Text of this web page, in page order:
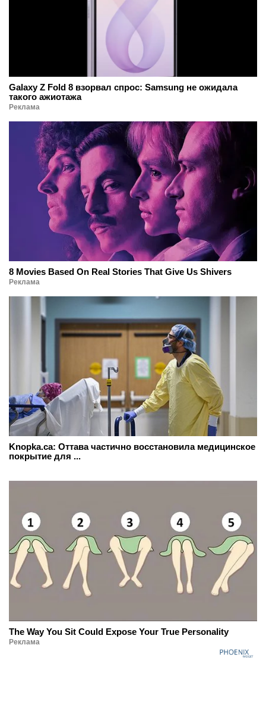
Galaxy Z Fold 8 взорвал спрос: Samsung не ожидала
такого ажиотажа
Реклама
8 Movies Based On Real Stories That Give Us Shivers
Реклама
Knopka.ca: Оттава частично восстановила медицинское
покрытие для ...
The Way You Sit Could Expose Your True Personality
Реклама